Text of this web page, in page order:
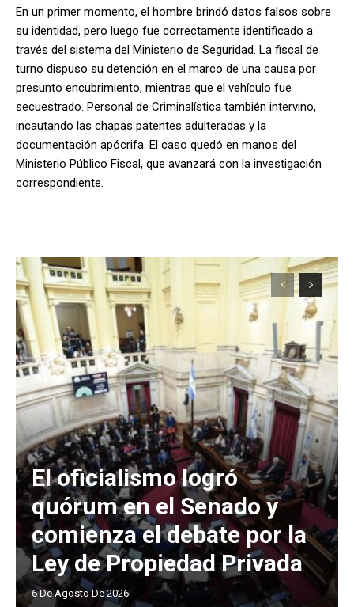
En un primer momento, el hombre brindó datos falsos sobre
su identidad, pero luego fue correctamente identificado a
través del sistema del Ministerio de Seguridad. La fiscal de
turno dispuso su detención en el marco de una causa por
presunto encubrimiento, mientras que el vehículo fue
secuestrado. Personal de Criminalística también intervino,
incautando las chapas patentes adulteradas y la
documentación apócrifa. El caso quedó en manos del
Ministerio Público Fiscal, que avanzará con la investigación
correspondiente.
El oficialismo logró
quórum en el Senado y
comienza el debate por la
Ley de Propiedad Privada
6 De Agosto De 2026